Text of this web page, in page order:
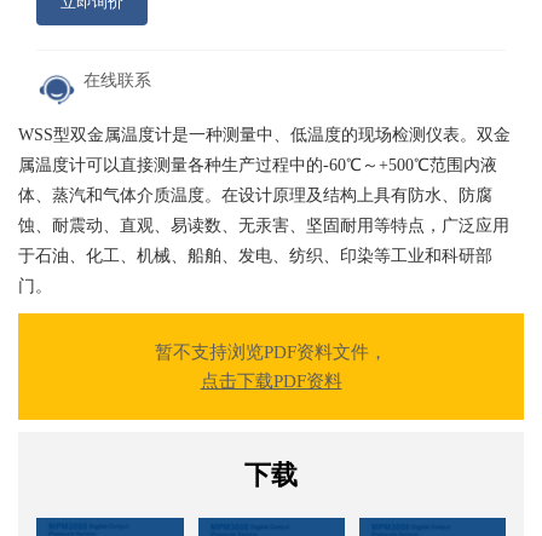
在线联系
WSS型双金属温度计是一种测量中、低温度的现场检测仪表。双金
属温度计可以直接测量各种生产过程中的-60℃～+500℃范围内液
体、蒸汽和气体介质温度。在设计原理及结构上具有防水、防腐
蚀、耐震动、直观、易读数、无汞害、坚固耐用等特点，广泛应用
于石油、化工、机械、船舶、发电、纺织、印染等工业和科研部
门。
暂不支持浏览PDF资料文件，
点击下载PDF资料
下载